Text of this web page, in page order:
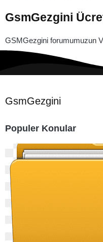
GsmGezgini
GSMGezgini forumumuzun
GsmGezgini
Populer Konular